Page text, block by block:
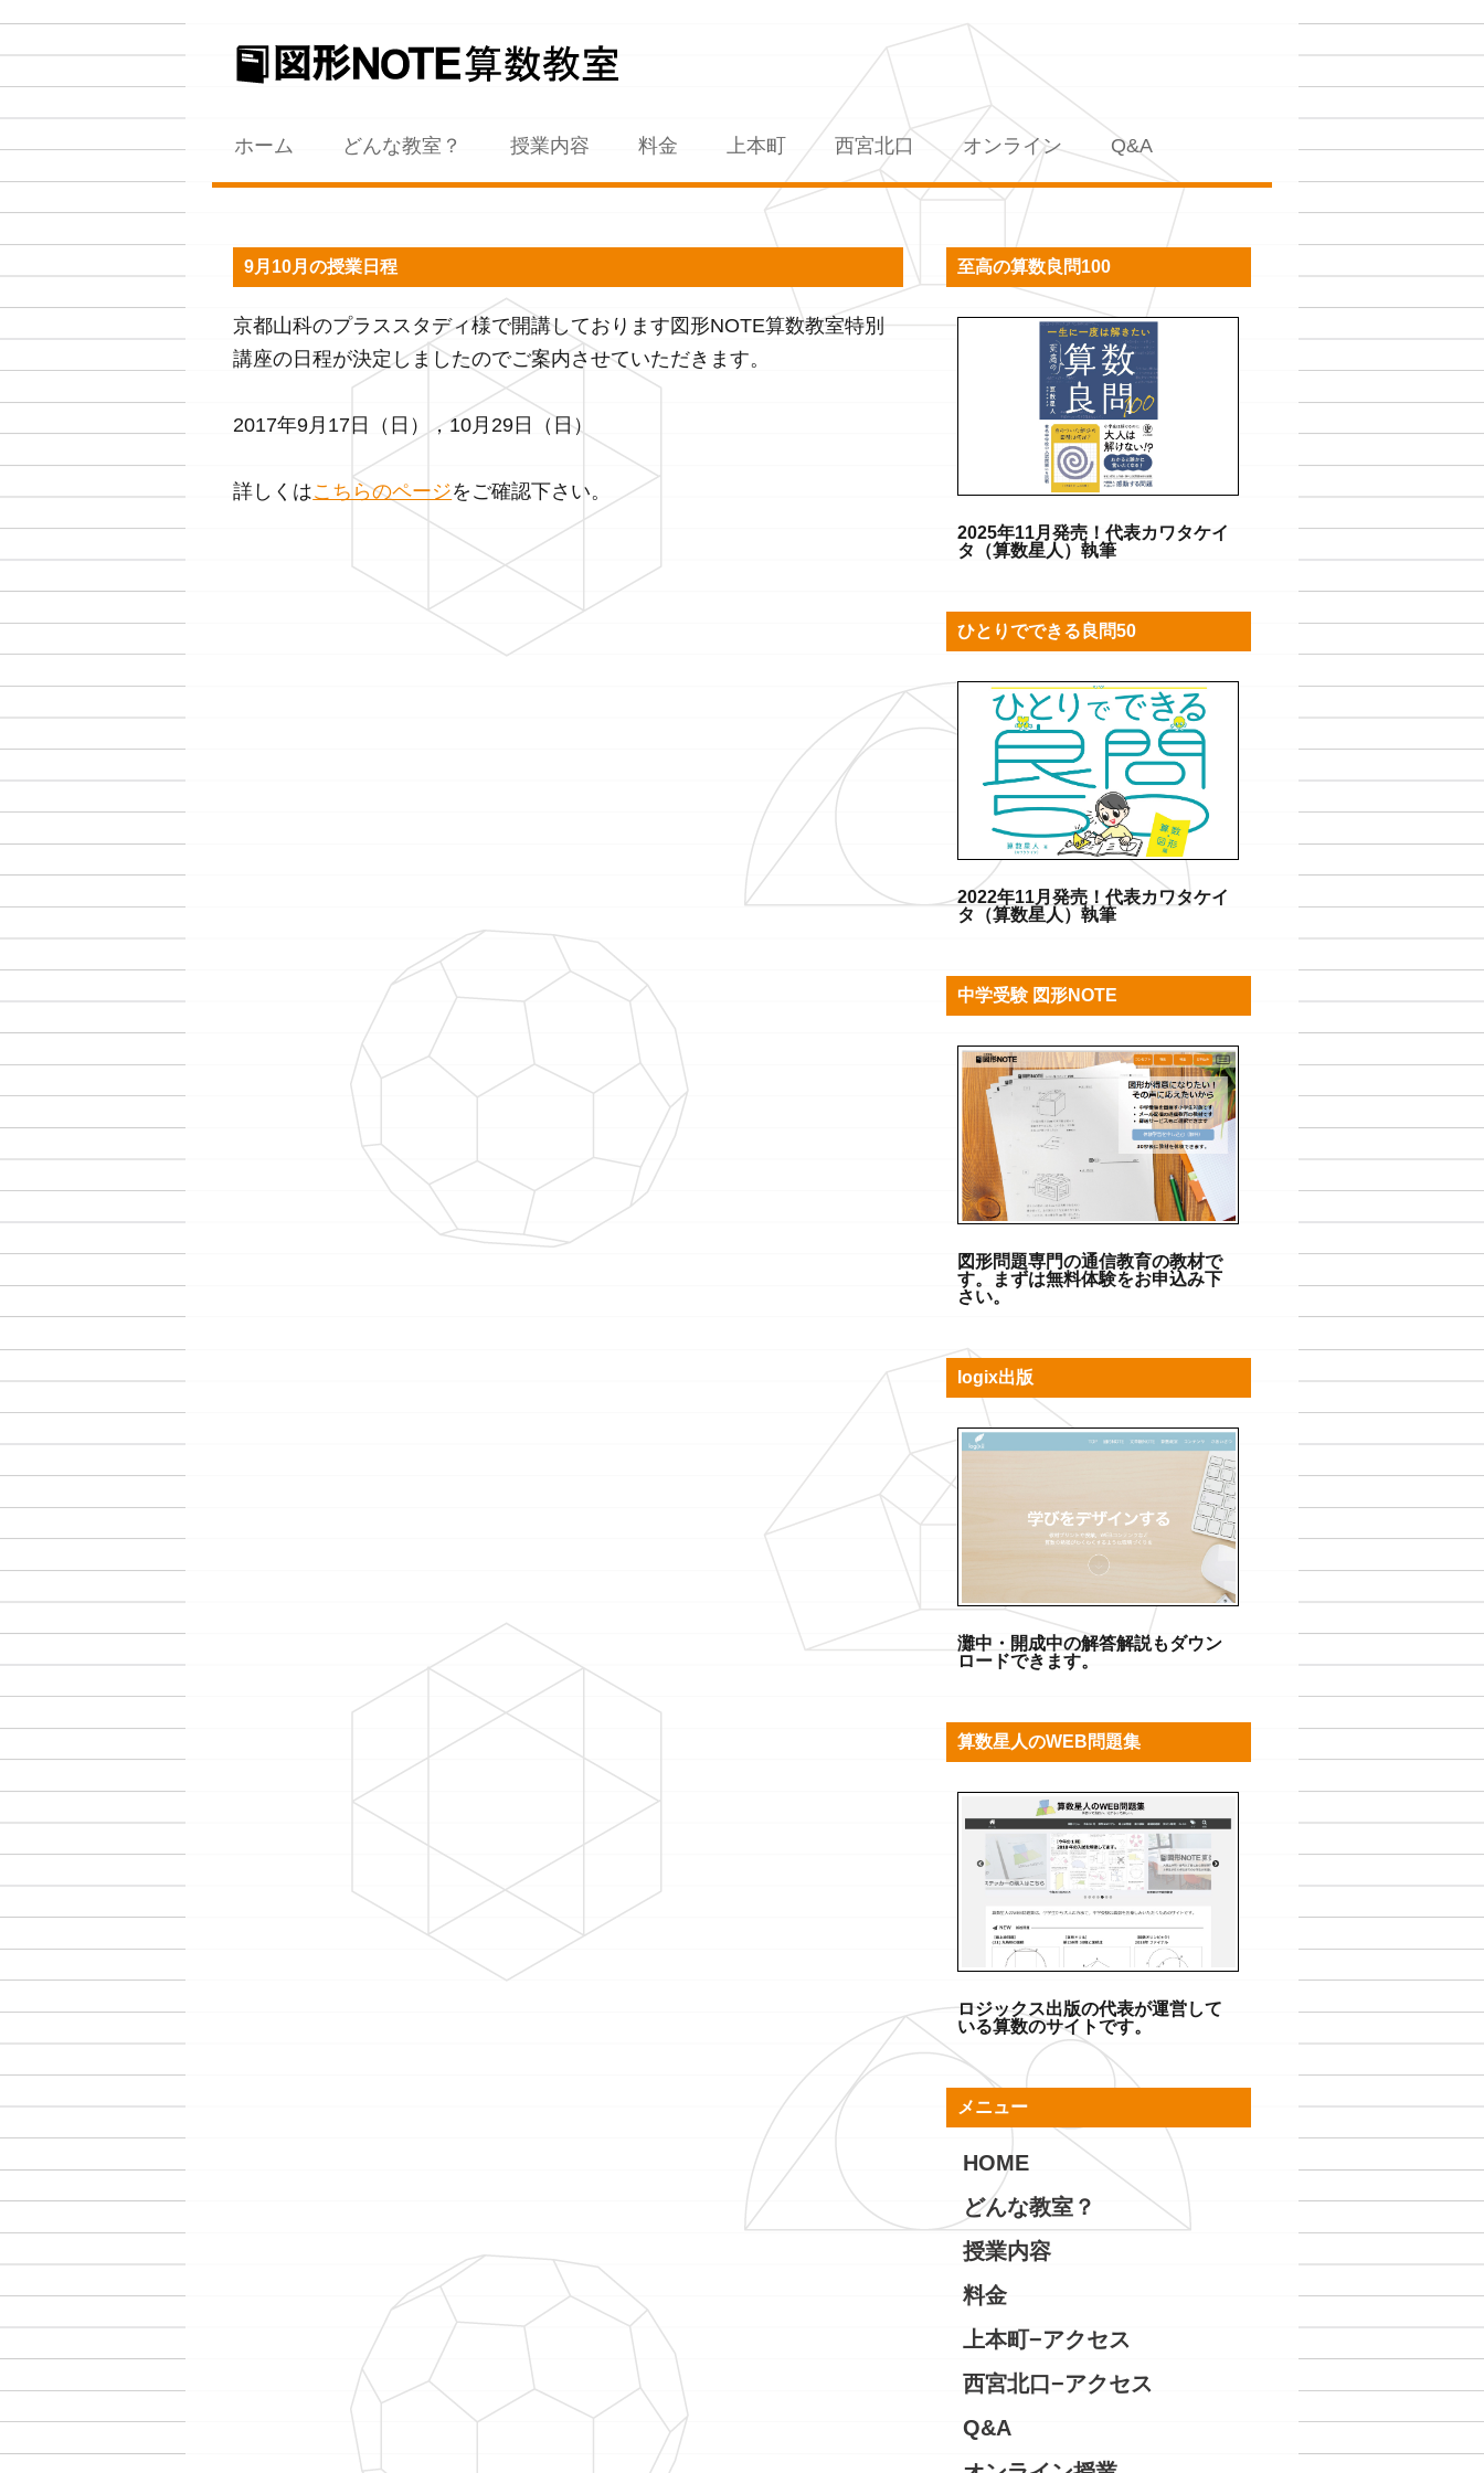
ホーム どんな教室？ 授業内容 料金 上本町 西宮北口 オンライン Q&A
9月10月の授業日程
京都山科のプラススタディ様で開講しております図形NOTE算数教室特別
講座の日程が決定しましたのでご案内させていただきます。
2017年9月17日（日），10月29日（日）
詳しくはこちらのページをご確認下さい。
至高の算数良問100
2025年11月発売！代表カワタケイ
タ（算数星人）執筆
ひとりでできる良問50
2022年11月発売！代表カワタケイ
タ（算数星人）執筆
中学受験 図形NOTE
図形問題専門の通信教育の教材で
す。まずは無料体験をお申込み下
さい。
logix出版
灘中・開成中の解答解説もダウン
ロードできます。
算数星人のWEB問題集
ロジックス出版の代表が運営して
いる算数のサイトです。
メニュー
HOME
どんな教室？
授業内容
料金
上本町−アクセス
西宮北口−アクセス
Q&A